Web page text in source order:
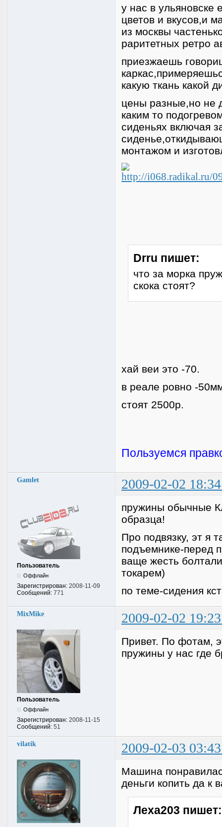
у нас в ульяновске
цветов и вкусов,и
из москвы
раритетных ретро
приезжаешь
какую ткань какой
цены разные,но не
каким то
сиденьях включая
монтажом и
Drru пишет:
что за морка
скока стоят?
хай веи это -70.
в реале ровно -
стоят 2500р.
Пользуемся
Gamlet 2009-02-02
Пользователь
Оффлайн
Зарегистрирован: 2008-11-09
Сообщений: 771
пружины обычные
образца!
Про подвязку, эт я
подъемнике-перед
ваще жесть
токарем)
по теме-сидения
MixMike 2009-02-02
Пользователь
Оффлайн
Зарегистрирован: 2008-11-15
Сообщений: 51
Привет. По фотам,
пружины у нас где
vilatik 2009-02-03
Машина
деньги копить да к
Леха203 пишет: